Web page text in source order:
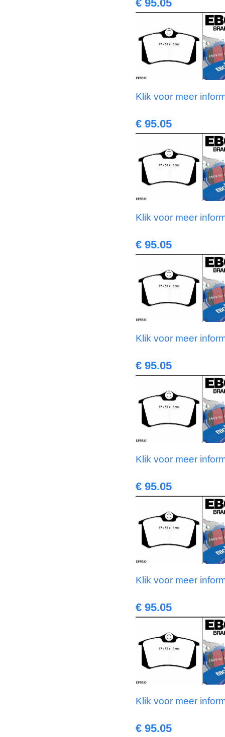
€ 95.05
Klik voor meer
€ 95.05
Klik voor meer
€ 95.05
Klik voor meer
€ 95.05
Klik voor meer
€ 95.05
Klik voor meer
€ 95.05
Klik voor meer
€ 95.05